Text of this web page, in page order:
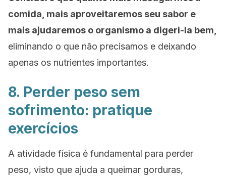
comida, mais aproveitaremos seu sabor e
mais ajudaremos o organismo a digeri-la bem,
eliminando o que não precisamos e deixando
apenas os nutrientes importantes.
8. Perder peso sem
sofrimento: pratique
exercícios
A atividade física é fundamental para perder
peso, visto que ajuda a queimar gorduras,